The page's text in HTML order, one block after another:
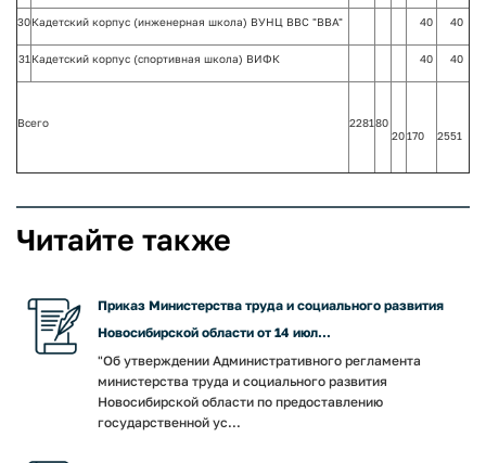
30Кадетский корпус (инженерная школа) ВУНЦ ВВС "ВВА" 40 40
31 Кадетский корпус (спортивная школа) ВИФК 40 40
Всего 228180
20170 2551
Читайте также
Приказ Министерства труда и социального развития
Новосибирской области от 14 июл...
"Об утверждении Административного регламента
министерства труда и социального развития
Новосибирской области по предоставлению
государственной ус...